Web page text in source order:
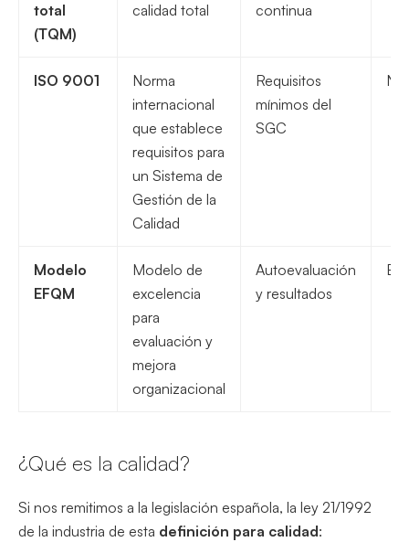
total
(TQM)
calidad total
continua
ISO 9001
Norma
internacional
que establece
requisitos para
un Sistema de
Gestión de la
Calidad
Requisitos
mínimos del
SGC
Modelo
EFQM
Modelo de
excelencia
para
evaluación y
mejora
organizacional
Autoevaluación
y resultados
¿Qué es la calidad?
Si nos remitimos a la legislación española, la ley 21/1992
de la industria de esta definición para calidad: